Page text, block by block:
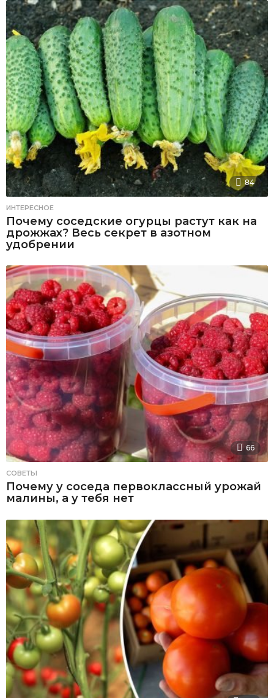
84
ИНТЕРЕСНОЕ
Почему соседские огурцы растут как на
дрожжах? Весь секрет в азотном
удобрении
66
СОВЕТЫ
Почему у соседа первоклассный урожай
малины, а у тебя нет